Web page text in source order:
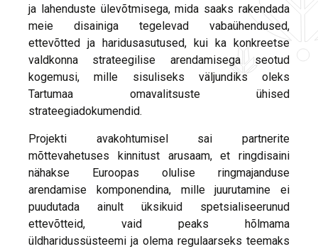
ja lahenduste ülevõtmisega, mida saaks rakendada
meie disainiga tegelevad vabaühendused,
ettevõtted ja haridusasutused, kui ka konkreetse
valdkonna strateegilise arendamisega seotud
kogemusi, mille sisuliseks väljundiks oleks
Tartumaa omavalitsuste ühised
strateegiadokumendid.
Projekti avakohtumisel sai partnerite
mõttevahetuses kinnitust arusaam, et ringdisaini
nähakse Euroopas olulise ringmajanduse
arendamise komponendina, mille juurutamine ei
puudutada ainult üksikuid spetsialiseerunud
ettevõtteid, vaid peaks hõlmama
üldharidussüsteemi ja olema regulaarseks teemaks